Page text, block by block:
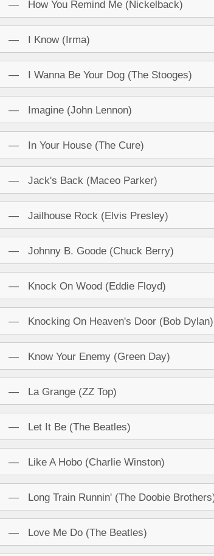
— How You Remind Me (Nickelback)
— I Know (Irma)
— I Wanna Be Your Dog (The Stooges)
— Imagine (John Lennon)
— In Your House (The Cure)
— Jack's Back (Maceo Parker)
— Jailhouse Rock (Elvis Presley)
— Johnny B. Goode (Chuck Berry)
— Knock On Wood (Eddie Floyd)
— Knocking On Heaven's Door (Bob Dylan)
— Know Your Enemy (Green Day)
— La Grange (ZZ Top)
— Let It Be (The Beatles)
— Like A Hobo (Charlie Winston)
— Long Train Runnin' (The Doobie
— Love Me Do (The Beatles)